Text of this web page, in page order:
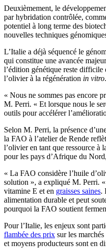
Deuxièmement, le
par hybridation contrôlée,
potentiel à long terme des
nouvelles techniques
L’Italie a déjà séquencé le
qui constitue une avancée
l’édition génétique reste difficile
l’olivier à la régénération in vitro.
« Nous ne sommes pas encore
M. Perri. « Et lorsque nous le
outils pour accélérer
Selon M. Perri, la présence
la FAO à l’atelier de Rende
l’olivier en tant que ressource à
pour les pays d’Afrique du
« La FAO considère l’huile
solution », a expliqué M. Perri.
vitamine E et en graisses saines.
alimentation durable et peut
pourquoi la FAO soutient
Pour l’Italie, les enjeux sont
flambée des prix sur les
et moyens producteurs sont en